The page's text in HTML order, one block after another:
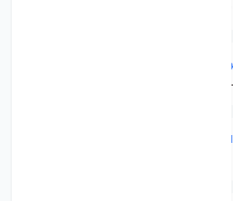
آسیب دیده باشد
در کمترین زمان ممکن
روش‌های پرداخت امن